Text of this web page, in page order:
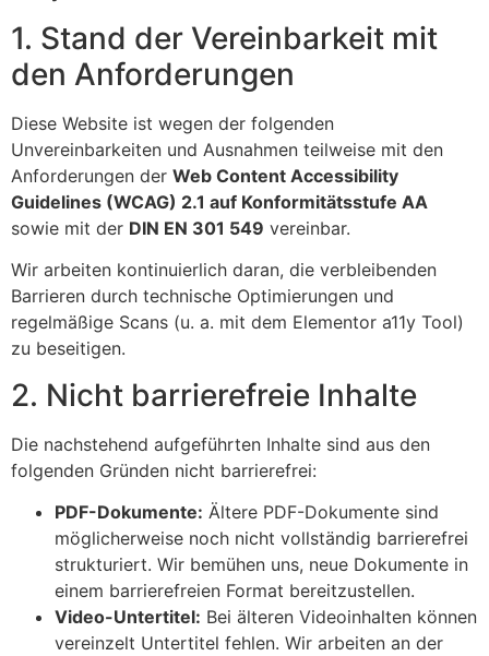
1. Stand der Vereinbarkeit mit
den Anforderungen
Diese Website ist wegen der folgenden
Unvereinbarkeiten und Ausnahmen teilweise mit den
Anforderungen der Web Content Accessibility
Guidelines (WCAG) 2.1 auf Konformitätsstufe AA
sowie mit der DIN EN 301 549 vereinbar.
Wir arbeiten kontinuierlich daran, die verbleibenden
Barrieren durch technische Optimierungen und
regelmäßige Scans (u. a. mit dem Elementor a11y Tool)
zu beseitigen.
2. Nicht barrierefreie Inhalte
Die nachstehend aufgeführten Inhalte sind aus den
folgenden Gründen nicht barrierefrei:
PDF-Dokumente: Ältere PDF-Dokumente sind
möglicherweise noch nicht vollständig barrierefrei
strukturiert. Wir bemühen uns, neue Dokumente in
einem barrierefreien Format bereitzustellen.
Video-Untertitel: Bei älteren Videoinhalten können
vereinzelt Untertitel fehlen. Wir arbeiten an der